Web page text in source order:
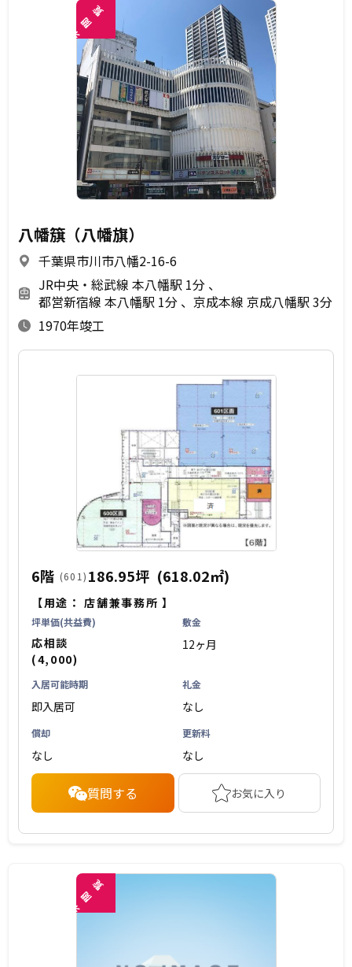
未
閲
覧
八幡簱（八幡旗）
千葉県市川市八幡2-16-6
JR中央・総武線 本八幡駅 1分
都営新宿線 本八幡駅 1分
京成本線 京成八幡駅 3分
1970年竣工
6階 (601) 186.95坪 (618.02㎡)
【用途：店舗兼事務所 】
坪単価(共益費)
応相談
(4,000)
敷金
12ヶ月
入居可能時期
即入居可
礼金
なし
償却
なし
更新料
なし
質問する お気に入り
未
閲
覧